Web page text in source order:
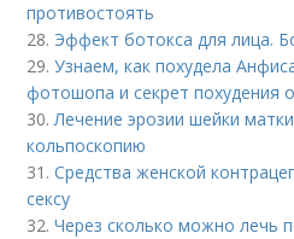
противостоять
28. Эффект ботокса для лица.
29.Узнаем, как похудела
фотошопа и секрет похудения
30.Лечение эрозии шейки
кольпоскопию
31.Средства женской
сексу
32.Через сколько можно лечь